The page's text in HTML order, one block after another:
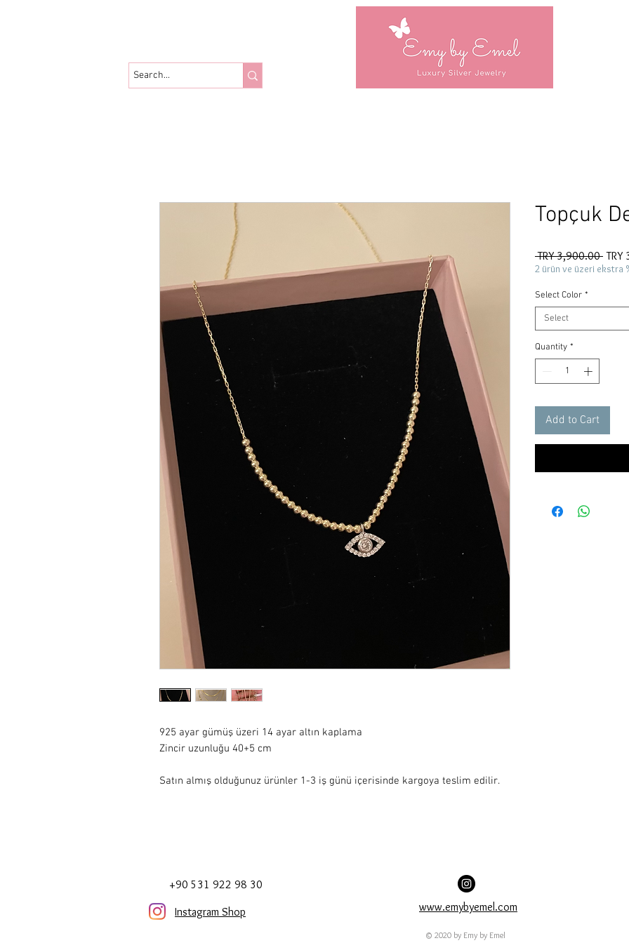
925 ayar gümüş üzeri 14 ayar altın kaplama
Zincir uzunluğu 40+5 cm
Satın almış olduğunuz ürünler 1-3 iş günü içerisinde kargoya teslim edilir.
Topçuk
TRY 3,900.00
Price
2 ürün ve üzeri ekstra
Select Color *
Select
Quantity *
Add to Cart
+90 531 922 98 30
Instagram Shop www.emybyemel.com
© 2020 by Emy by Emel